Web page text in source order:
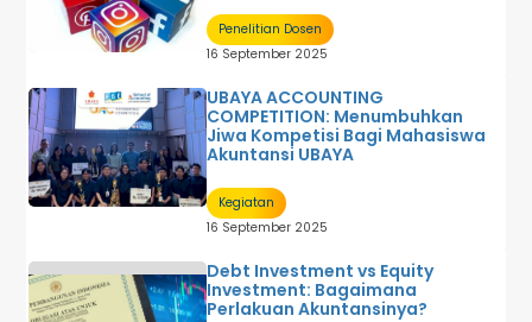
Penelitian Dosen
16 September 2025
UBAYA ACCOUNTING
COMPETITION: Menumbuhkan
Jiwa Kompetisi Bagi Mahasiswa
Akuntansi UBAYA
Kegiatan
16 September 2025
Debt Investment vs Equity
Investment: Bagaimana
Perlakuan Akuntansinya?